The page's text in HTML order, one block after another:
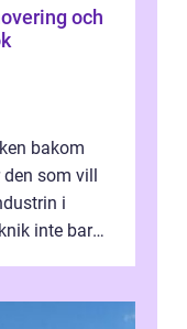
bakom
som vill
i
inte bara